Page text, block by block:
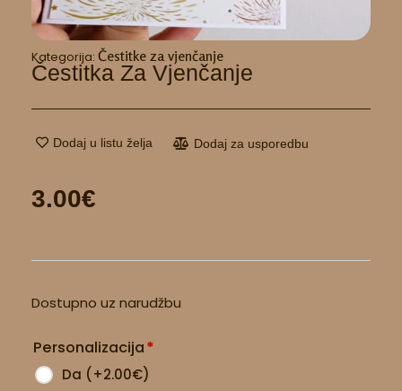
Kategorija: Čestitke za vjenčanje
Čestitka Za Vjenčanje
Dodaj u listu želja Dodaj za usporedbu
3.00€
Dostupno uz narudžbu
Personalizacija*
Da (+2.00€)
za
količina